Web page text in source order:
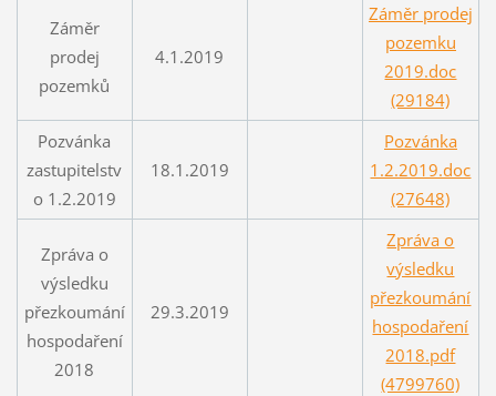
Záměr
prodej
pozemků
4.1.2019
Záměr prodej
pozemku
2019.doc
(29184)
Pozvánka
zastupitelstv
o 1.2.2019
18.1.2019
Pozvánka
1.2.2019.doc
(27648)
Zpráva o
výsledku
přezkoumání
hospodaření
2018
29.3.2019
Zpráva o
výsledku
přezkoumání
hospodaření
2018.pdf
(4799760)